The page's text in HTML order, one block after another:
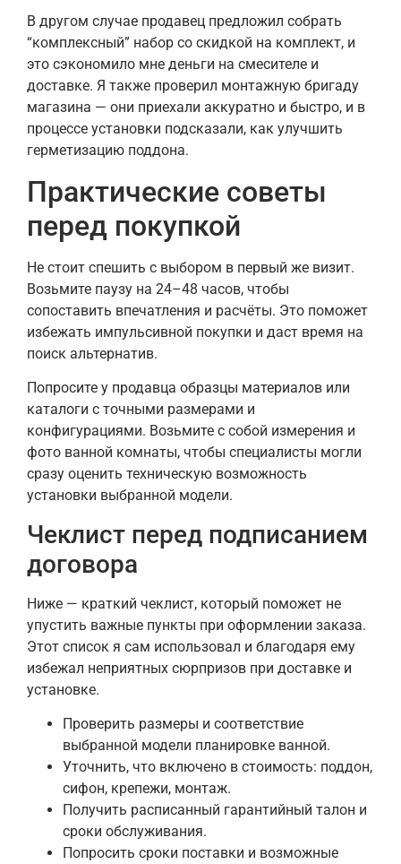
В другом случае продавец предложил собрать
“комплексный” набор со скидкой на комплект, и
это сэкономило мне деньги на смесителе и
доставке. Я также проверил монтажную бригаду
магазина — они приехали аккуратно и быстро, и в
процессе установки подсказали, как улучшить
герметизацию поддона.
Практические советы
перед покупкой
Не стоит спешить с выбором в первый же визит.
Возьмите паузу на 24–48 часов, чтобы
сопоставить впечатления и расчёты. Это поможет
избежать импульсивной покупки и даст время на
поиск альтернатив.
Попросите у продавца образцы материалов или
каталоги с точными размерами и
конфигурациями. Возьмите с собой измерения и
фото ванной комнаты, чтобы специалисты могли
сразу оценить техническую возможность
установки выбранной модели.
Чеклист перед подписанием
договора
Ниже — краткий чеклист, который поможет не
упустить важные пункты при оформлении заказа.
Этот список я сам использовал и благодаря ему
избежал неприятных сюрпризов при доставке и
установке.
Проверить размеры и соответствие
выбранной модели планировке ванной.
Уточнить, что включено в стоимость: поддон,
сифон, крепежи, монтаж.
Получить расписанный гарантийный талон и
сроки обслуживания.
Попросить сроки поставки и возможные